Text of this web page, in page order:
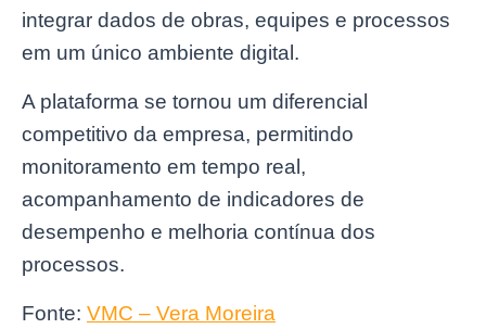
integrar dados de obras, equipes e processos
em um único ambiente digital.
A plataforma se tornou um diferencial
competitivo da empresa, permitindo
monitoramento em tempo real,
acompanhamento de indicadores de
desempenho e melhoria contínua dos
processos.
Fonte: VMC – Vera Moreira